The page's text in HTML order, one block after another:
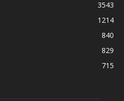
3543
1214
840
829
715